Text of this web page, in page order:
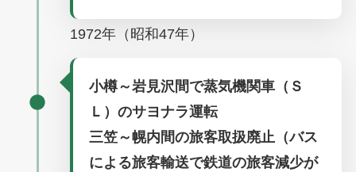
1972年（昭和47年）
小樽～岩見沢間で蒸気機関車（Ｓ
Ｌ）のサヨナラ運転
三笠～幌内間の旅客取扱廃止（バス
による旅客輸送で鉄道の旅客減少が